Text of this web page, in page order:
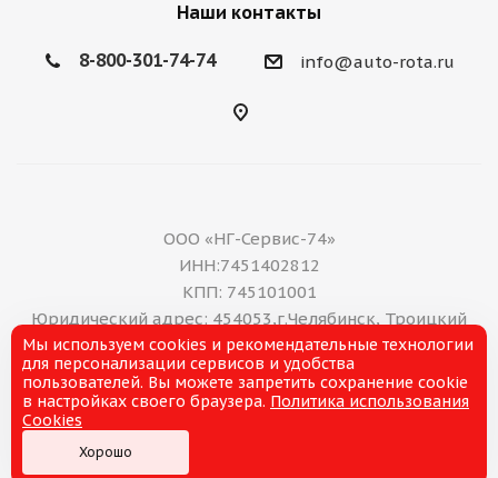
Наши контакты
8-800-301-74-74 info@auto-rota.ru
ООО «НГ-Сервис-74»
ИНН:7451402812
КПП: 745101001
Юридический адрес: 454053,г.Челябинск, Троицкий
тракт, дом 11 А, нежилое помещение 16
E-mail: office@ng-servis.ru
8(351)211-21-07
Мы используем cookies и рекомендательные технологии
для персонализации сервисов и удобства
пользователей. Вы можете запретить сохранение cookie
в настройках своего браузера. Политика использования
Cookies
Хорошо